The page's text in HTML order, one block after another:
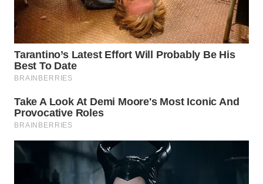
WN
SOLO
WN
BOROBUDUR
MADURA
SURABAYA